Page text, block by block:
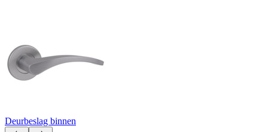
Deurbeslag binnen